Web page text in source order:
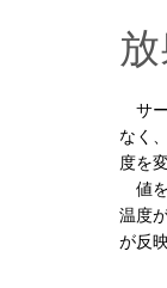
サー
なく
度を
値を
温度
が反